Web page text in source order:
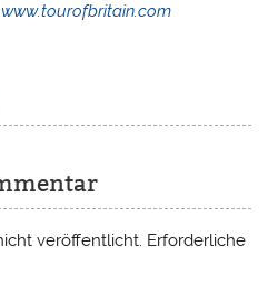
www.tourofbritain.com
veröffentlicht. Erforderliche